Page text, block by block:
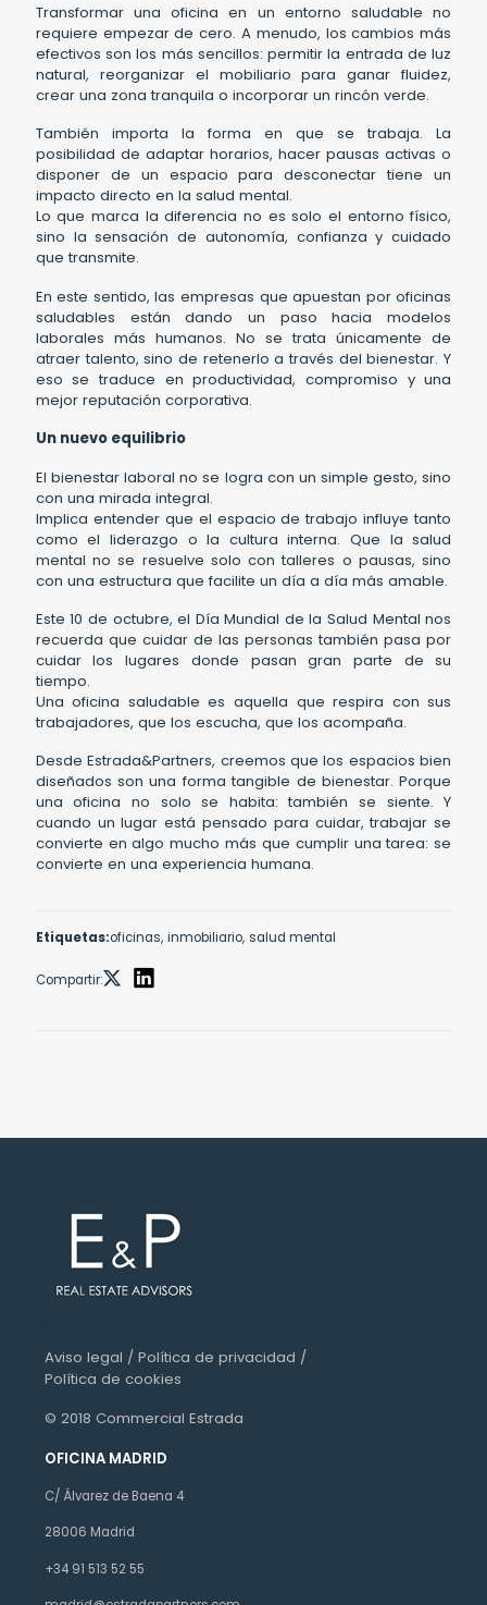
Transformar una oficina en un entorno saludable no
requiere empezar de cero. A menudo, los cambios más
efectivos son los más sencillos: permitir la entrada de luz
natural, reorganizar el mobiliario para ganar fluidez,
crear una zona tranquila o incorporar un rincón verde.
También importa la forma en que se trabaja. La
posibilidad de adaptar horarios, hacer pausas activas o
disponer de un espacio para desconectar tiene un
impacto directo en la salud mental.
Lo que marca la diferencia no es solo el entorno físico,
sino la sensación de autonomía, confianza y cuidado
que transmite.
En este sentido, las empresas que apuestan por oficinas
saludables están dando un paso hacia modelos
laborales más humanos. No se trata únicamente de
atraer talento, sino de retenerlo a través del bienestar. Y
eso se traduce en productividad, compromiso y una
mejor reputación corporativa.
Un nuevo equilibrio
El bienestar laboral no se logra con un simple gesto, sino
con una mirada integral.
Implica entender que el espacio de trabajo influye tanto
como el liderazgo o la cultura interna. Que la salud
mental no se resuelve solo con talleres o pausas, sino
con una estructura que facilite un día a día más amable.
Este 10 de octubre, el Día Mundial de la Salud Mental nos
recuerda que cuidar de las personas también pasa por
cuidar los lugares donde pasan gran parte de su
tiempo.
Una oficina saludable es aquella que respira con sus
trabajadores, que los escucha, que los acompaña.
Desde Estrada&Partners, creemos que los espacios bien
diseñados son una forma tangible de bienestar. Porque
una oficina no solo se habita: también se siente. Y
cuando un lugar está pensado para cuidar, trabajar se
convierte en algo mucho más que cumplir una tarea: se
convierte en una experiencia humana.
Etiquetas:oficinas, inmobiliario, salud mental
Compartir:
Aviso legal / Política de privacidad /
Política de cookies
© 2018 Commercial Estrada
OFICINA MADRID
C/ Álvarez de Baena 4
28006 Madrid
+34 91 513 52 55